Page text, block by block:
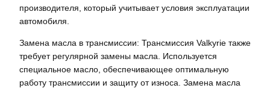
производителя, который учитывает условия эксплуатации
автомобиля.
Замена масла в трансмиссии: Трансмиссия Valkyrie также
требует регулярной замены масла. Используется
специальное масло, обеспечивающее оптимальную
работу трансмиссии и защиту от износа. Замена масла